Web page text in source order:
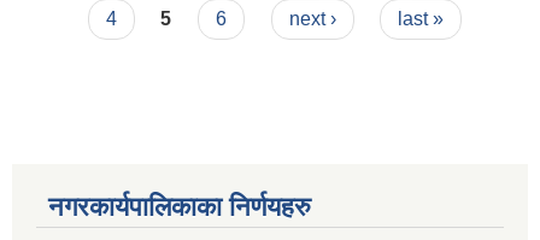
4
5 6 next › last »
नगरकार्यपालिकाका निर्णयहरु